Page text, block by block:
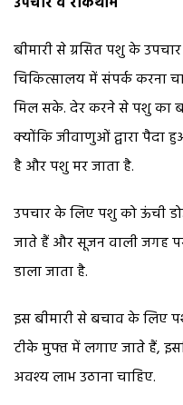
बीमारी से ग्रसित पशु के
चिकित्सालय में संपर्क करना
मिल सके. देर करने से पशु का
क्योंकि जीवाणुओं द्वारा पैदा
है और पशु मर जाता है.
उपचार के लिए पशु को ऊंची
जाते हैं और सूजन वाली जगह पर
डाला जाता है.
इस बीमारी से बचाव के लिए
टीके मुफ्त में लगाए जाते हैं,
अवश्य लाभ उठाना चाहिए.